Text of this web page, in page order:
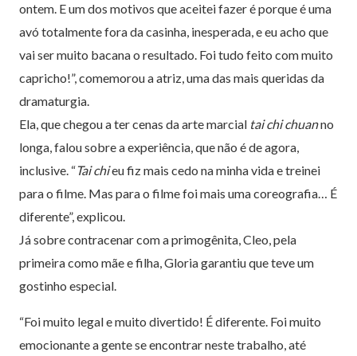
ontem. E um dos motivos que aceitei fazer é porque é uma
avó totalmente fora da casinha, inesperada, e eu acho que
vai ser muito bacana o resultado. Foi tudo feito com muito
capricho!”, comemorou a atriz, uma das mais queridas da
dramaturgia.
Ela, que chegou a ter cenas da arte marcial tai chi chuanno
longa, falou sobre a experiência, que não é de agora,
inclusive. “Tai chieu fiz mais cedo na minha vida e treinei
para o filme. Mas para o filme foi mais uma coreografia… É
diferente”, explicou.
Já sobre contracenar com a primogênita, Cleo, pela
primeira como mãe e filha, Gloria garantiu que teve um
gostinho especial.
“Foi muito legal e muito divertido! É diferente. Foi muito
emocionante a gente se encontrar neste trabalho, até